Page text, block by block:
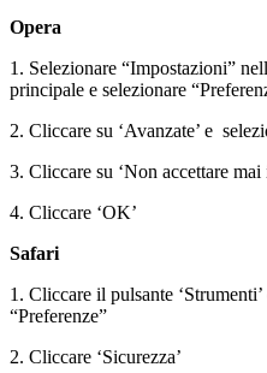
Opera
1. Selezionare “Impostazioni”
principale e selezionare
2. Cliccare su ‘Avanzate’ e
3. Cliccare su ‘Non accettare mai
4. Cliccare ‘OK’
Safari
1. Cliccare il pulsante
“Preferenze”
2. Cliccare ‘Sicurezza’